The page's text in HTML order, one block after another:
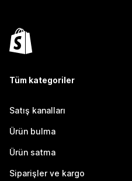
Tüm kategoriler
Satış kanalları
Ürün bulma
Ürün satma
Siparişler ve kargo